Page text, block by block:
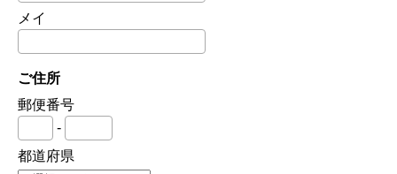
メイ
ご住所
郵便番号
-
都道府県